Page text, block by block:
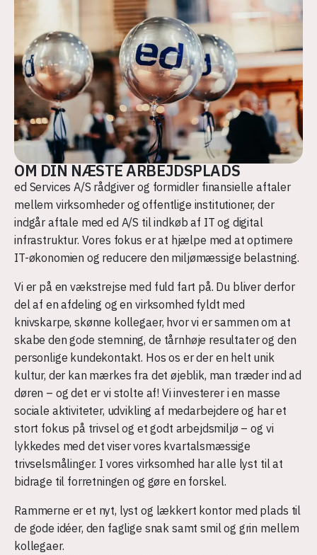
OM DIN NÆSTE ARBEJDSPLADS
ed Services A/S rådgiver og formidler finansielle aftaler
mellem virksomheder og offentlige institutioner, der
indgår aftale med ed A/S til indkøb af IT og digital
infrastruktur. Vores fokus er at hjælpe med at optimere
IT-økonomien og reducere den miljømæssige belastning.
Vi er på en vækstrejse med fuld fart på. Du bliver derfor
del af en afdeling og en virksomhed fyldt med
knivskarpe, skønne kollegaer, hvor vi er sammen om at
skabe den gode stemning, de tårnhøje resultater og den
personlige kundekontakt. Hos os er der en helt unik
kultur, der kan mærkes fra det øjeblik, man træder ind ad
døren – og det er vi stolte af! Vi investerer i en masse
sociale aktiviteter, udvikling af medarbejdere og har et
stort fokus på trivsel og et godt arbejdsmiljø – og vi
lykkedes med det viser vores kvartalsmæssige
trivselsmålinger. I vores virksomhed har alle lyst til at
bidrage til forretningen og gøre en forskel.
Rammerne er et nyt, lyst og lækkert kontor med plads til
de gode idéer, den faglige snak samt smil og grin mellem
kollegaer.